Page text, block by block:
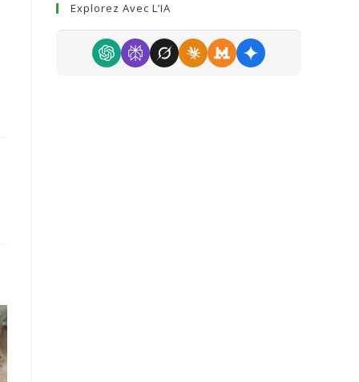
Explorez Avec L’IA